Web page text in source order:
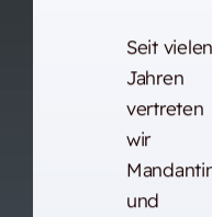
Seit vielen
Jahren
vertreten
wir
und